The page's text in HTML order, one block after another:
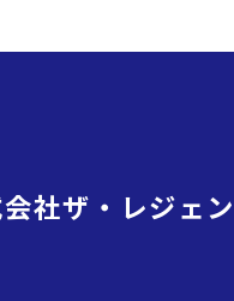
社ザ・レジェ